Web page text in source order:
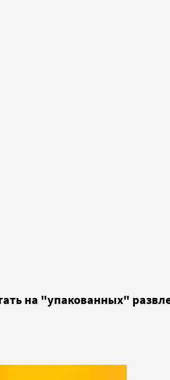
на "упакованных"